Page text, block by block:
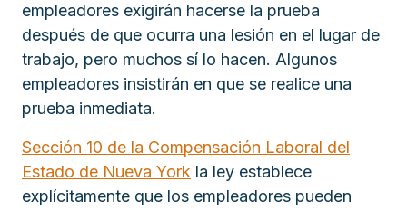
empleadores exigirán hacerse la prueba
después de que ocurra una lesión en el lugar de
trabajo, pero muchos sí lo hacen. Algunos
empleadores insistirán en que se realice una
prueba inmediata.
Sección 10 de la Compensación Laboral del
Estado de Nueva York la ley establece
explícitamente que los empleadores pueden